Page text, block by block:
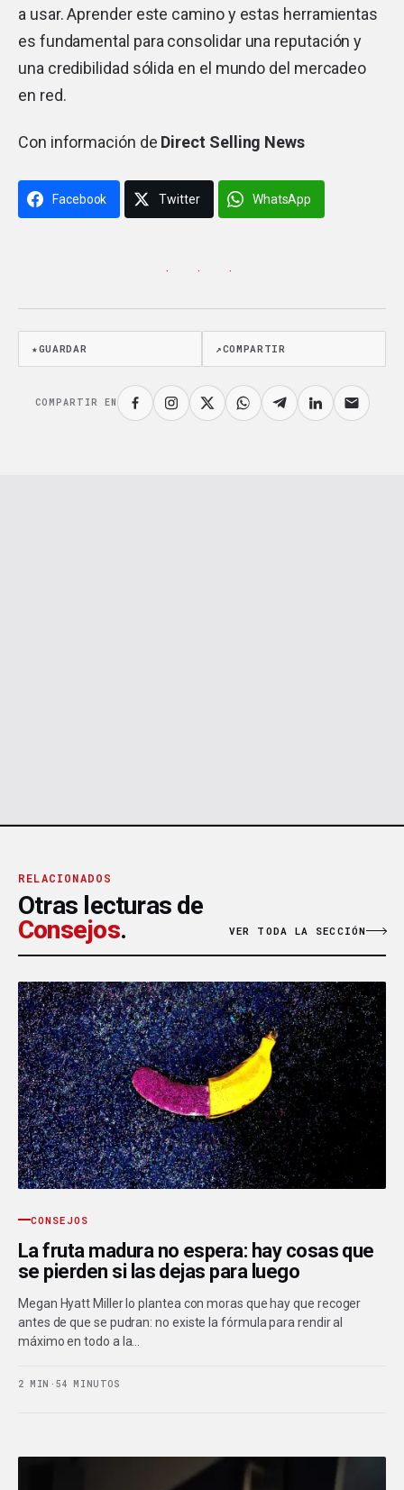
a usar. Aprender este camino y estas herramientas
es fundamental para consolidar una reputación y
una credibilidad sólida en el mundo del mercadeo
en red.
Con información de Direct Selling News
Facebook Twitter WhatsApp
· · ·
★GUARDAR ↗COMPARTIR
COMPARTIR EN
RELACIONADOS
Otras lecturas de
Consejos. VER TODA LA SECCIÓN
CONSEJOS
La fruta madura no espera: hay cosas que
se pierden si las dejas para luego
Megan Hyatt Miller lo plantea con moras que hay que recoger
antes de que se pudran: no existe la fórmula para rendir al
máximo en todo a la…
2 MIN · 54 MINUTOS